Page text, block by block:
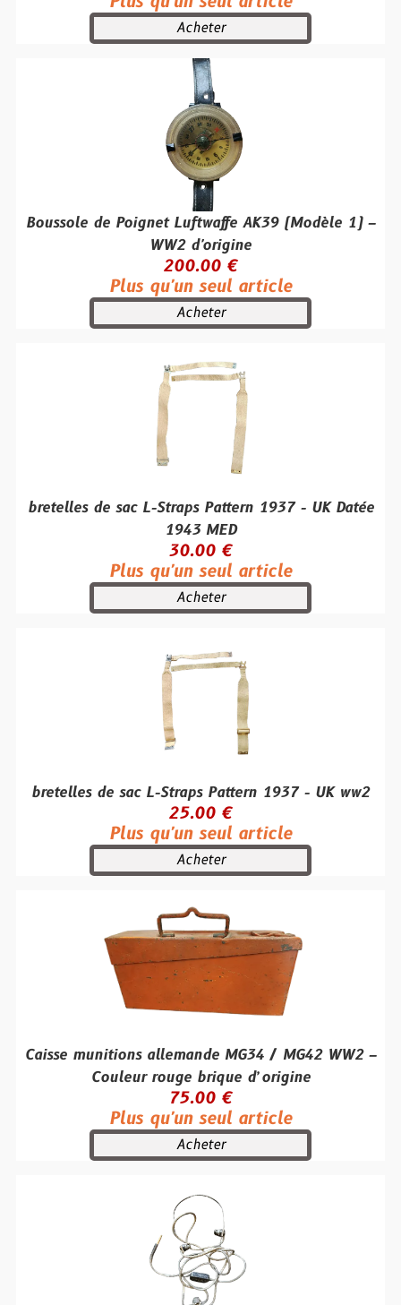
Acheter
Boussole de Poignet Luftwaffe AK39 (Modèle 1) –
WW2 d'origine
200.00 €
Plus qu'un seul article
Acheter
bretelles de sac L-Straps Pattern 1937 - UK Datée
1943 MED
30.00 €
Plus qu'un seul article
Acheter
bretelles de sac L-Straps Pattern 1937 - UK ww2
25.00 €
Plus qu'un seul article
Acheter
Caisse munitions allemande MG34 / MG42 WW2 –
Couleur rouge brique d’origine
75.00 €
Plus qu'un seul article
Acheter